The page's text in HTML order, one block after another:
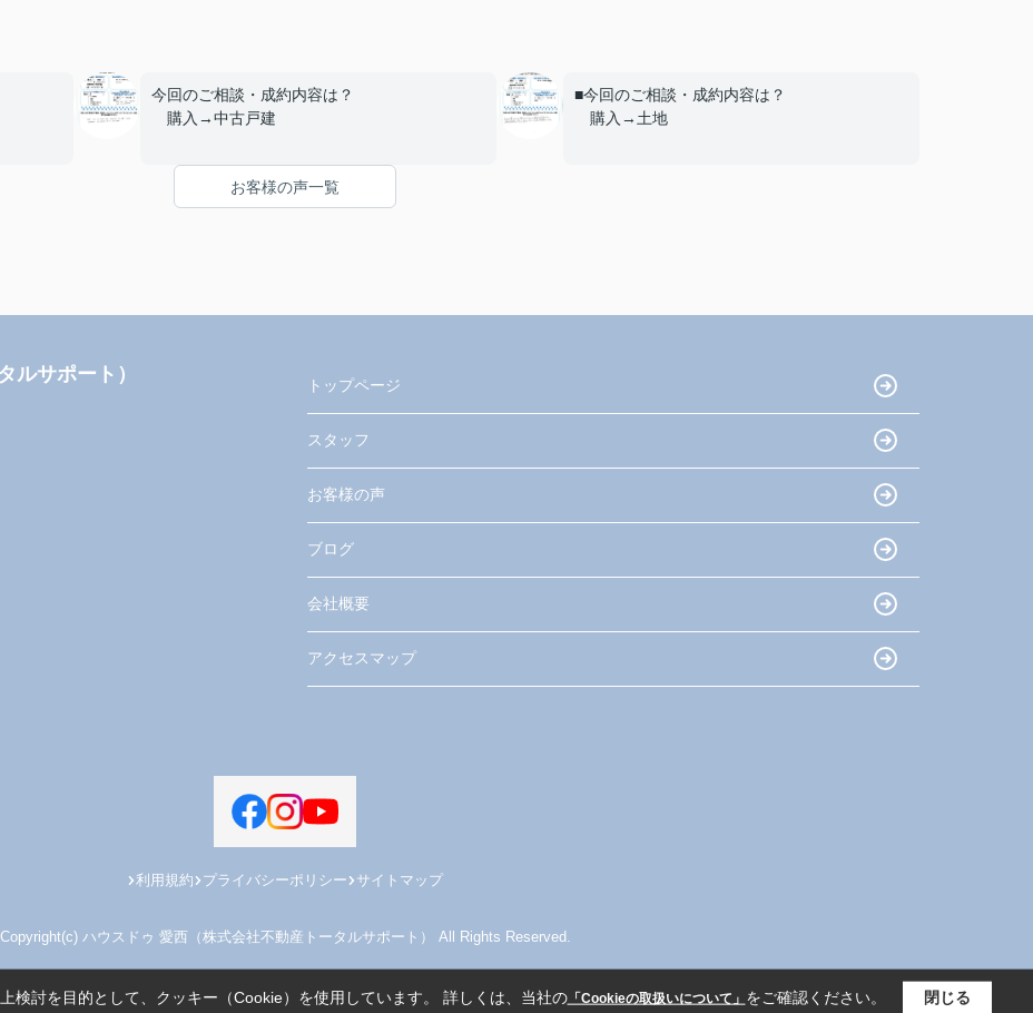
今回のご相談・成約内容は？
購入→中古戸建
■エージェントの対応について
とても満足
Thank you so much for assisting us very
Especially Mr.MASAYA he is the best.
■今回のご相談・成約内容は？
購入→土地
初めての事でわからない部々をていねいに教
不安な気持ちや、グチにも対応いただいて本
当に感謝しています。
お客様の声一覧
ルサポート） トップページ
スタッフ
お客様の声
ブログ
会社概要
アクセスマップ
利用規約 プライバシーポリシー サイトマップ
Copyright(c) ハウスドゥ 愛西（株式会社不動産トータルサポート） All Rights Reserved.
検討を目的として、クッキー（Cookie）を使用しています。 詳しくは、当社の「Cookieの取扱いについて」 をご確認ください。 閉じる